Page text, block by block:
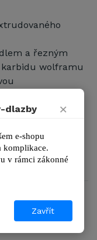
a řezným
wolframu
lišty
dlazby ×
e-shopu
komplikace.
v rámci zákonné
Zavřít